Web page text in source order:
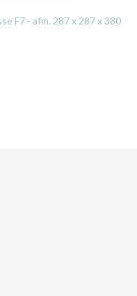
F7 - afm. 287 x 287 x 380